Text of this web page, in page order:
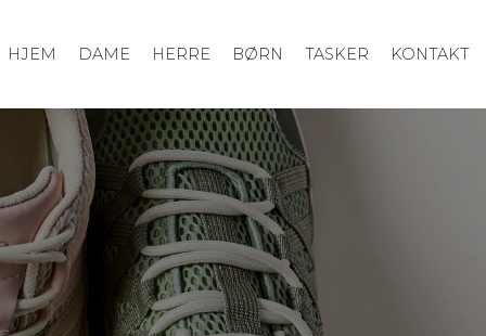
HJEM DAME HERRE BØRN TASKER KONTAKT